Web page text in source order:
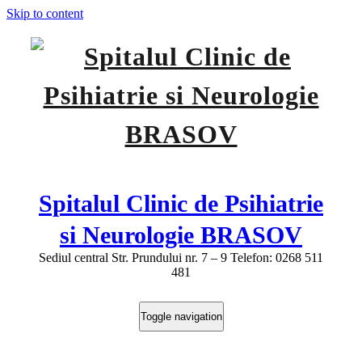
Skip to content
Spitalul Clinic de Psihiatrie
si Neurologie BRASOV
Sediul central Str. Prundului nr. 7 – 9 Telefon: 0268 511
481
Toggle navigation